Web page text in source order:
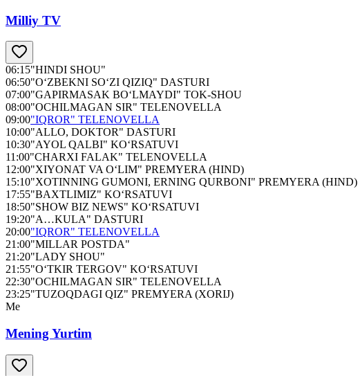
Milliy TV
06:15"HINDI SHOU"
06:50"O‘ZBEKNI SO‘ZI QIZIQ" DASTURI
07:00"GAPIRMASAK BO‘LMAYDI" TOK-SHOU
08:00"OCHILMAGAN SIR" TELENOVELLA
09:00"IQROR" TELENOVELLA
10:00"ALLO, DOKTOR" DASTURI
10:30"AYOL QALBI" KO‘RSATUVI
11:00"CHARXI FALAK" TELENOVELLA
12:00"XIYONAT VA O‘LIM" PREMYERA (HIND)
15:10"XOTINNING GUMONI, ERNING QURBONI" PREMYERA (HIND)
17:55"BAXTLIMIZ" KO‘RSATUVI
18:50"SHOW BIZ NEWS" KO‘RSATUVI
19:20"A…KULA" DASTURI
20:00"IQROR" TELENOVELLA
21:00"MILLAR POSTDA"
21:20"LADY SHOU"
21:55"O‘TKIR TERGOV" KO‘RSATUVI
22:30"OCHILMAGAN SIR" TELENOVELLA
23:25"TUZOQDAGI QIZ" PREMYERA (XORIJ)
Me
Mening Yurtim